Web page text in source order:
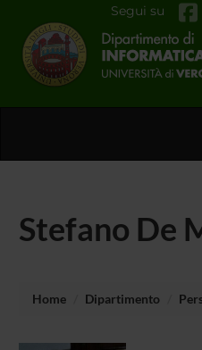
Segui su
Stefano De
Home Dipartimento